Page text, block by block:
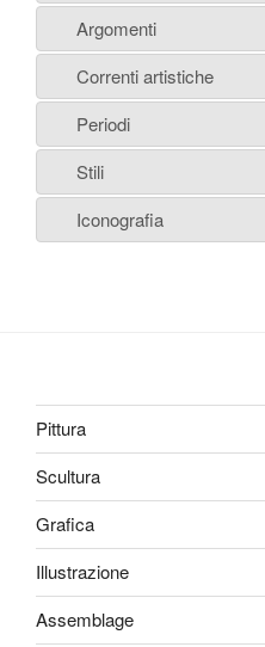
Argomenti
Correnti artistiche
Periodi
Stili
Iconografia
Pittura
Scultura
Grafica
Illustrazione
Assemblage